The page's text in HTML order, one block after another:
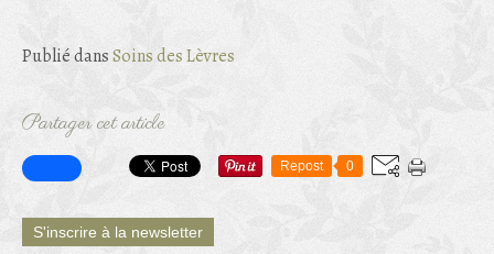
Publié dansSoins des Lèvres
Partager cet article
Repost 0
S'inscrire à la newsletter